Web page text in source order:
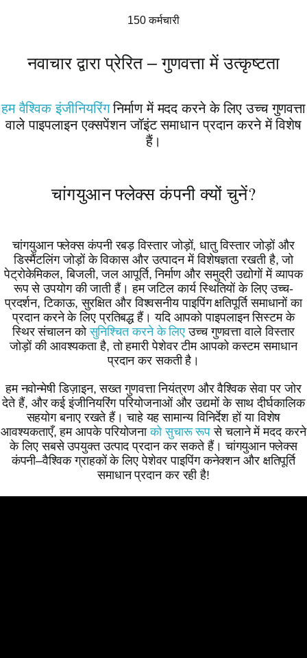
150 कर्मचारी
नवाचार द्वारा प्रेरित – गुणवत्ता में उत्कृष्टता
हम वैश्विक इंजीनियरिंगनिर्माण में मदद करने के लिए उच्च गुणवत्ता
वाले पाइपलाइन एक्सपेंशन जॉइंट समाधान प्रदान करने में विशेष
हैं।
चांगयुआन फ्लेक्स कंपनी क्यों चुनें?
चांगयुआन फ्लेक्स कंपनी रबड़ विस्तार जोड़ों, धातु विस्तार जोड़ों और
डिस्मैंटलिंग जोड़ों के विकास और उत्पादन में विशेषज्ञता रखती है, जो
पेट्रोकेमिकल, बिजली, जल आपूर्ति, निर्माण और समुद्री उद्योगों में व्यापक
रूप से उपयोग की जाती हैं। हम जटिल कार्य स्थितियों के लिए उच्च-
प्रदर्शन, टिकाऊ, सुरक्षित और विश्वसनीय पाइपिंग क्षतिपूर्ति समाधानों का
प्रदान करने के लिए प्रतिबद्ध हैं। यदि आपको पाइपलाइन सिस्टम के
स्थिर संचालन कोसुनिश्चित करने के लिए उच्च गुणवत्ता वाले विस्तार
जोड़ों की आवश्यकता है, तो हमारी पेशेवर टीम आपको कस्टम समाधान
प्रदान कर सकती है।
हम नवोन्मेषी डिज़ाइन, सख्त गुणवत्ता नियंत्रण और वैश्विक सेवा पर जोर
देते हैं, और कई इंजीनियरिंग परियोजनाओं और उद्यमों के साथ दीर्घकालिक
सहयोग बनाए रखते हैं। चाहे यह सामान्य विनिर्देश हों या विशेष
आवश्यकताएँ, हम आपके परियोजनाको सुचारू रूप से चलाने में मदद करने
के लिए सबसे उपयुक्त उत्पाद प्रदान कर सकते हैं। चांगयुआन फ्लेक्स
कंपनी–वैश्विक ग्राहकों के लिए पेशेवर पाइपिंग कनेक्शन और क्षतिपूर्ति
समाधान प्रदान कर रही है!